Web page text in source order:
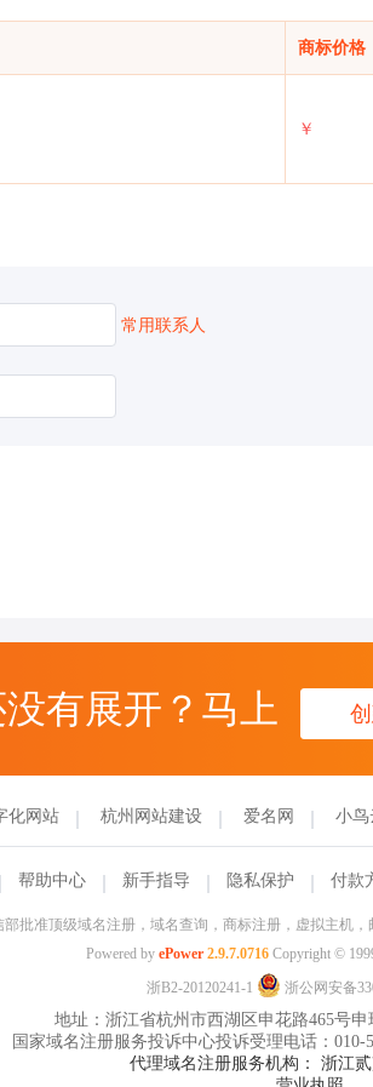
商标价格
￥
常用联系人
有展开？马上
化网站 杭州网站建设 爱名网 小鸟
帮助中心 新手指导 隐私保护 付款
批准顶级域名注册，域名查询，商标注册，虚拟主机
Powered by ePower 2.9.7.0716 Copyright ©
浙B2-20120241-1
浙公网安备
地址：浙江省杭州市西湖区申花路465号申
国家域名注册服务投诉中心投诉受理电话：010-
代理域名注册服务机构： 浙江